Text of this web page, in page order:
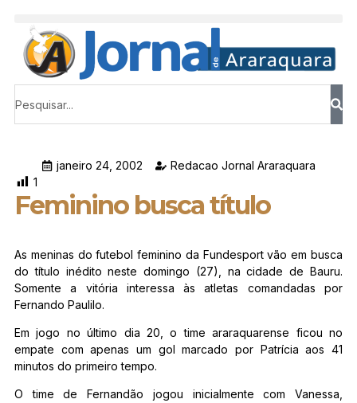
janeiro 24, 2002
Redacao Jornal Araraquara
1
Feminino busca título
As meninas do futebol feminino da Fundesport vão em busca
do título inédito neste domingo (27), na cidade de Bauru.
Somente a vitória interessa às atletas comandadas por
Fernando Paulilo.
Em jogo no último dia 20, o time araraquarense ficou no
empate com apenas um gol marcado por Patrícia aos 41
minutos do primeiro tempo.
O time de Fernandão jogou inicialmente com Vanessa,